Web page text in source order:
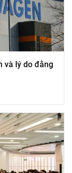
và lý do đằng